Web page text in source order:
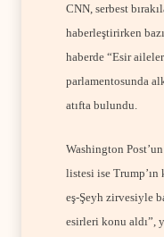
CNN, serbest
haberleştirirken
haberde “Esir
parlamentosunda
atıfta bulundu.
Washington
listesi ise Trump’ın
eş-Şeyh zirvesiyle
esirleri konu aldı”,